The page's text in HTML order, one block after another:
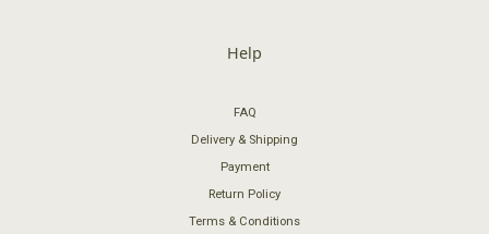
Help
FAQ
Delivery & Shipping
Payment
Return Policy
Terms & Conditions